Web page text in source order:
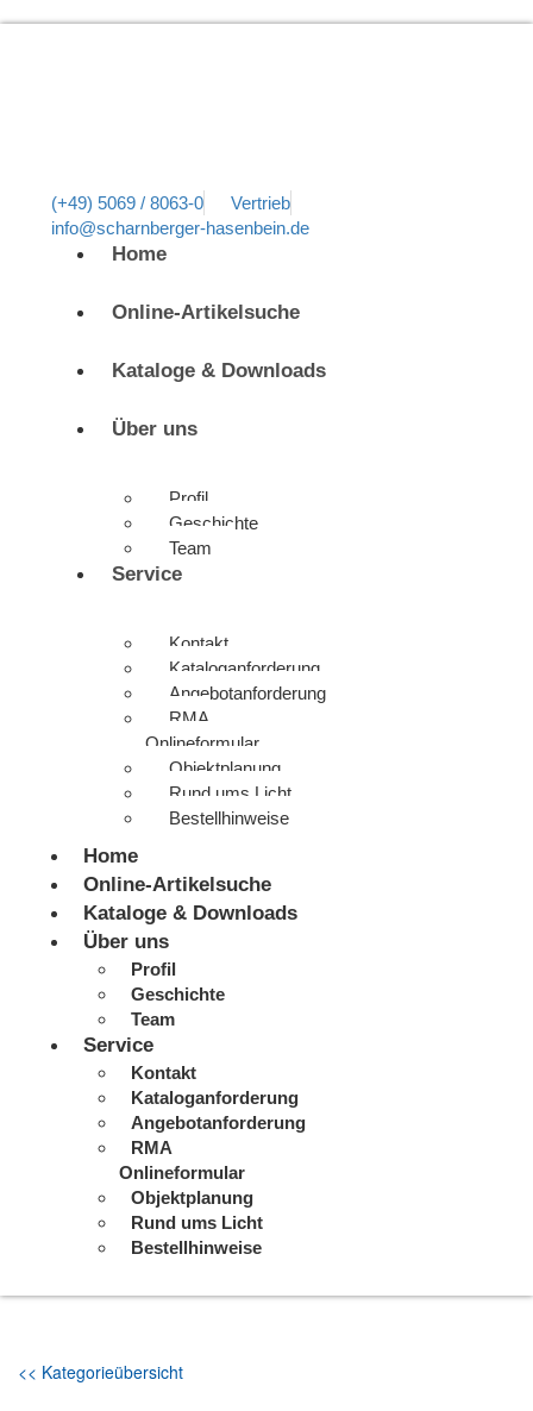
(+49) 5069 / 8063-0
Vertrieb
info@scharnberger-hasenbein.de
Home
Online-Artikelsuche
Kataloge & Downloads
Über uns
Profil
Geschichte
Team
Service
Kontakt
Kataloganforderung
Angebotanforderung
RMA
Onlineformular
Objektplanung
Rund ums Licht
Bestellhinweise
Home
Online-Artikelsuche
Kataloge & Downloads
Über uns
Profil
Geschichte
Team
Service
Kontakt
Kataloganforderung
Angebotanforderung
RMA
Onlineformular
Objektplanung
Rund ums Licht
Bestellhinweise
<< Kategorieübersicht